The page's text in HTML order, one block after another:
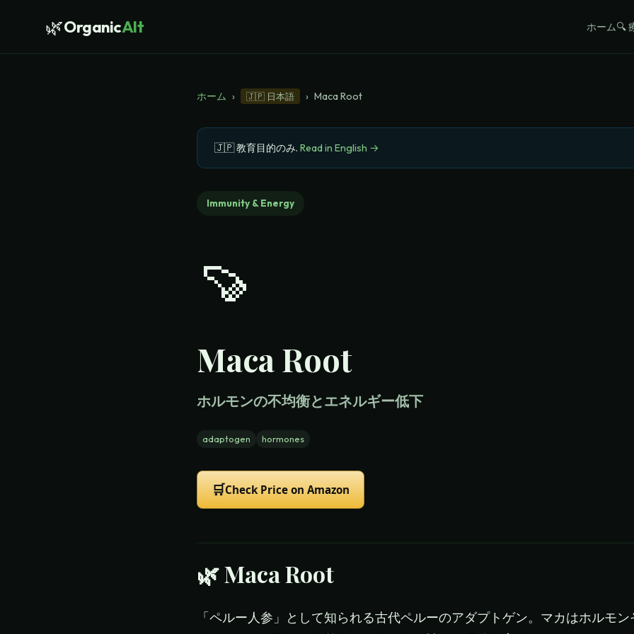
🌿OrganicAlt ホーム🔍
ホーム › 🇯🇵 日本語 › Maca Root
🇯🇵教育目的のみ. Read in English →
Immunity & Energy
🍠
Maca Root
ホルモンの不均衡とエネルギー低下
adaptogen hormones
🛒Check Price on Amazon
🌿Maca Root
「ペルー人参」として知られる古代ペルーのアダプトゲン。マカはホルモ